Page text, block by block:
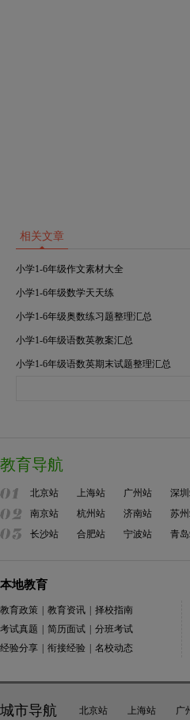
相关文章
小学1-6年级作文素材大全
小学1-6年级数学天天练
小学1-6年级奥数练习题整理汇总
小学1-6年级语数英教案汇总
小学1-6年级语数英期末试题整理汇总
教育导航
北京站 上海站 广州站
深
南京站
杭州站 济南站
苏
长沙站
合肥站 宁波站 青
本地教育
教育政策 教育资讯
择校指南
考试真题
简历面试
分班考试
经验分享
衔接经验 名校动态
城市导航 北京站 上海站 广